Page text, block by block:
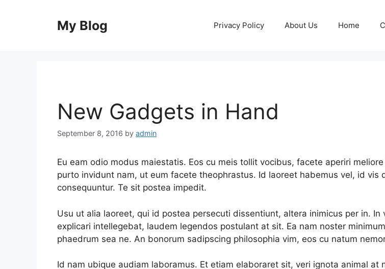
My Blog Privacy Policy About Us Home
New Gadgets in Hand
September 8, 2016 by admin
Eu eam odio modus maiestatis. Eos cu meis tollit vocibus, facete aperiri
purto invidunt nam, ut eum facete theophrastus. Id laoreet habemus vel, id vis
consequuntur. Te sit postea impedit.
Usu ut alia laoreet, qui id postea persecuti dissentiunt, altera inimicus per in. In
explicari intellegebat, laudem legendos postulant at sit. Ea nam noster
phaedrum sea ne. An bonorum sadipscing philosophia vim, eos cu natum
Id nam ubique audiam laboramus. Et etiam elaboraret sit, veri ignota animal at